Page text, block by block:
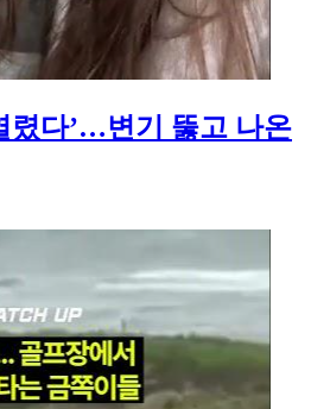
렸다’…변기 뚫고 나온